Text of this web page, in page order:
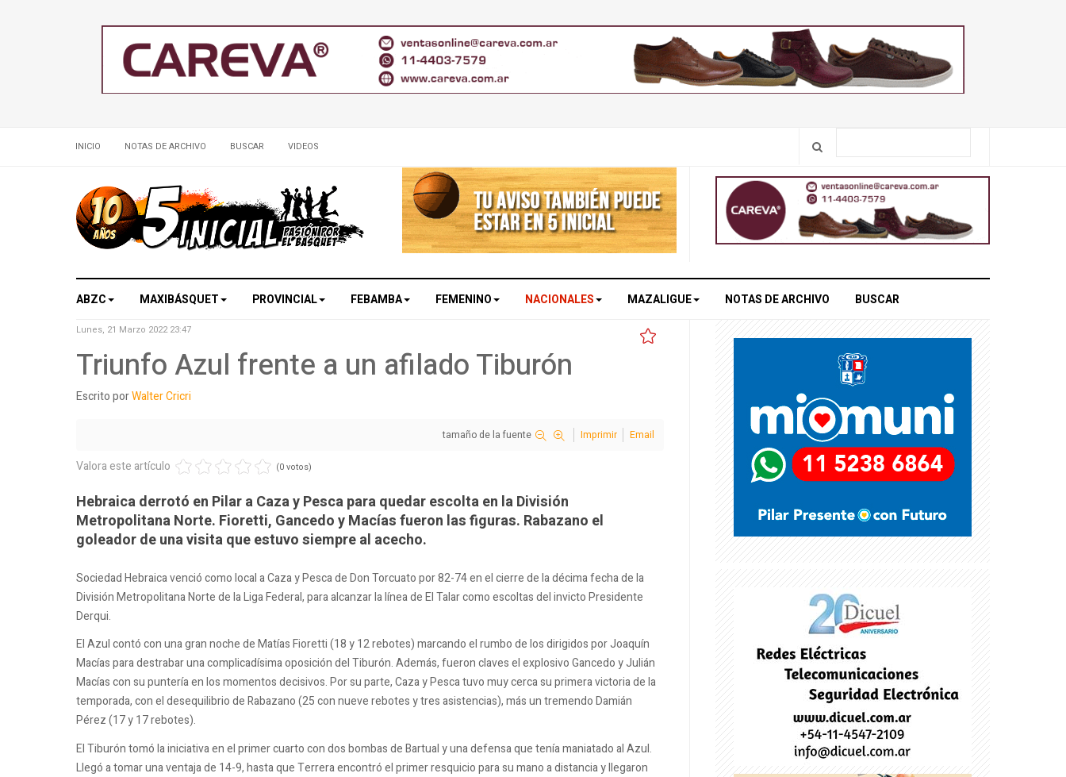
INICIO NOTAS DE ARCHIVO BUSCAR VIDEOS
ABZC MAXIBÁSQUET PROVINCIAL FEBAMBA FEMENINO NACIONALES MAZALIGUE NOTAS DE ARCHIVO BUSCAR
Lunes, 21 Marzo 2022 23:47
Triunfo Azul frente a un afilado Tiburón
Escrito porWalter Cricri
tamaño de la fuente Imprimir Email
Valora este artículo (0 votos)
Hebraica derrotó en Pilar a Caza y Pesca para quedar escolta en la División
Metropolitana Norte. Fioretti, Gancedo y Macías fueron las figuras. Rabazano el
goleador de una visita que estuvo siempre al acecho.
Sociedad Hebraica venció como local a Caza y Pesca de Don Torcuato por 82-74 en el cierre de la décima fecha de la
División Metropolitana Norte de la Liga Federal, para alcanzar la línea de El Talar como escoltas del invicto Presidente
Derqui.
El Azul contó con una gran noche de Matías Fioretti (18 y 12 rebotes) marcando el rumbo de los dirigidos por Joaquín
Macías para destrabar una complicadísima oposición del Tiburón. Además, fueron claves el explosivo Gancedo y Julián
Macías con su puntería en los momentos decisivos. Por su parte, Caza y Pesca tuvo muy cerca su primera victoria de la
temporada, con el desequilibrio de Rabazano (25 con nueve rebotes y tres asistencias), más un tremendo Damián
Pérez (17 y 17 rebotes).
El Tiburón tomó la iniciativa en el primer cuarto con dos bombas de Bartual y una defensa que tenía maniatado al Azul.
Llegó a tomar una ventaja de 14-9, hasta que Terrera encontró el primer resquicio para su mano a distancia y llegaron